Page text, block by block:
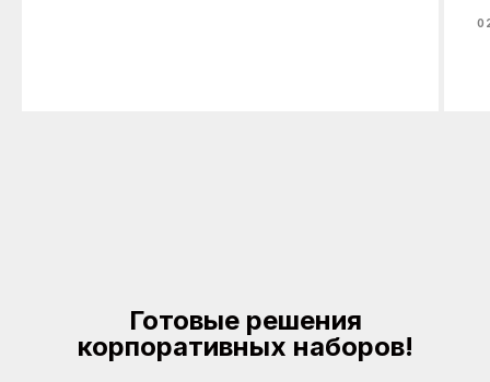
Готовые решения
корпоративных наборов!